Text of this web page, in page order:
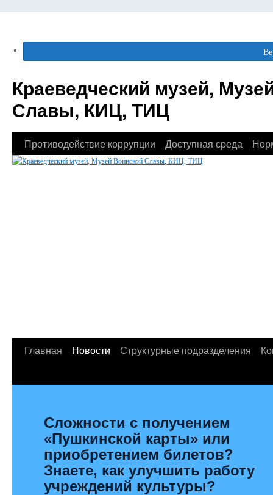
Краеведческий музей,
Славы, КИЦ, ТИЦ
Противодействие коррупции Доступная среда
Главная Новости Структурные подразделения
Сложности с получением
«Пушкинской карты» или
приобретением билетов?
Знаете, как улучшить работу
учреждений культуры?